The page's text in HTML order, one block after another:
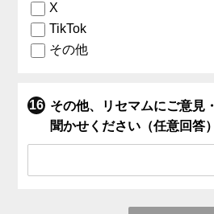
X
TikTok
その他
その他、リセマムにご意見
聞かせください（任意回答）